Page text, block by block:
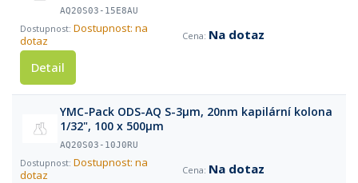
AQ20S03-15E8AU
Dostupnost: na
dotaz
Na dotaz
Detail
YMC-Pack ODS-AQ S-3µm, 20nm kapilární kolona
1/32", 100 x 500µm
AQ20S03-10J0RU
Dostupnost: na
dotaz
Na dotaz